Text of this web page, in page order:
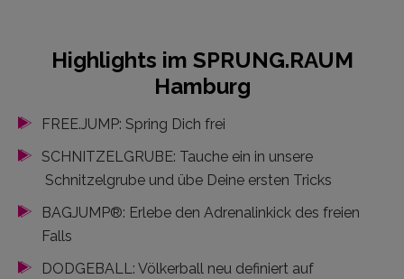
Highlights im SPRUNG.RAUM
Hamburg
FREE.JUMP: Spring Dich frei
SCHNITZELGRUBE: Tauche ein in unsere
Schnitzelgrube und übe Deine ersten Tricks
BAGJUMP®: Erlebe den Adrenalinkick des freien
Falls
DODGEBALL: Völkerball neu definiert auf